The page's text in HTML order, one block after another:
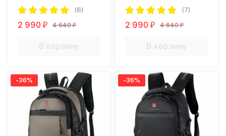
(6)
2 990₽ 4 640₽
В корзину
(7)
2 990₽ 4 640₽
В корзину
-36% -36%